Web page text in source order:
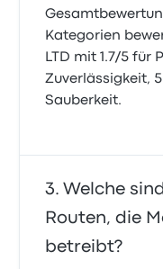
Kategorien
LTD mit 1.7/5 für
Zuverlässigkeit,
Sauberkeit.
Welche
Routen, die
betreibt?